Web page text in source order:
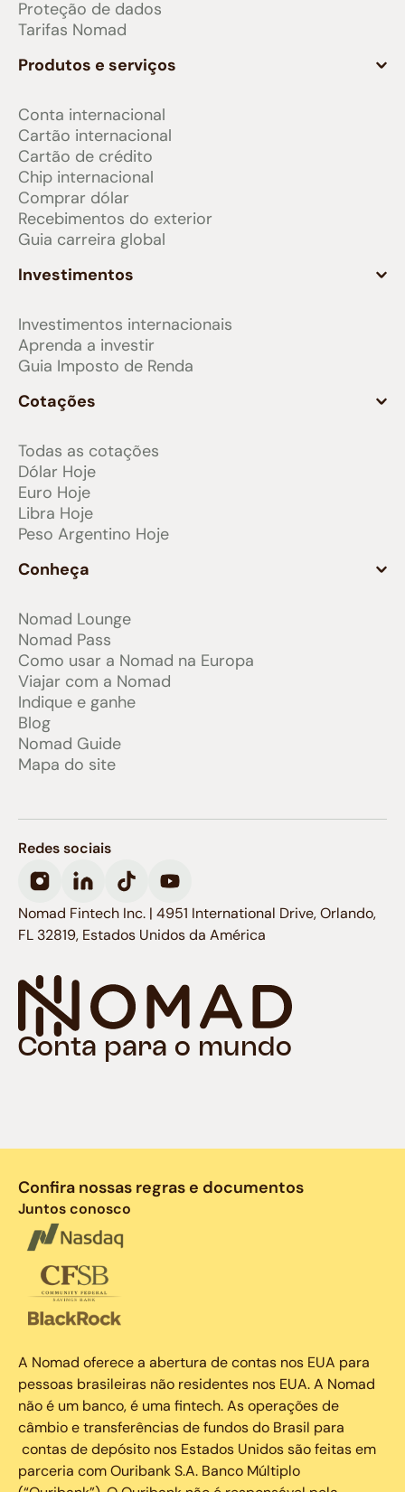
Proteção de dados
Tarifas Nomad
Produtos e serviços
Conta internacional
Cartão internacional
Cartão de crédito
Chip internacional
Comprar dólar
Recebimentos do exterior
Guia carreira global
Investimentos
Investimentos internacionais
Aprenda a investir
Guia Imposto de Renda
Cotações
Todas as cotações
Dólar Hoje
Euro Hoje
Libra Hoje
Peso Argentino Hoje
Conheça
Nomad Lounge
Nomad Pass
Como usar a Nomad na Europa
Viajar com a Nomad
Indique e ganhe
Blog
Nomad Guide
Mapa do site
Conta para o mundo
Redes sociais
Nomad Fintech Inc. | 4951 International Drive, Orlando,
FL 32819, Estados Unidos da América
Confira nossas regras e documentos
Juntos conosco
A Nomad oferece a abertura de contas nos EUA para
pessoas brasileiras não residentes nos EUA. A Nomad
não é um banco, é uma fintech. As operações de
câmbio e transferências de fundos do Brasil para
contas de depósito nos Estados Unidos são feitas em
parceria com Ouribank S.A. Banco Múltiplo